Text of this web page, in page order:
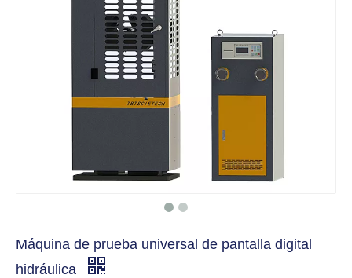
Máquina de prueba universal de pantalla digital
hidráulica